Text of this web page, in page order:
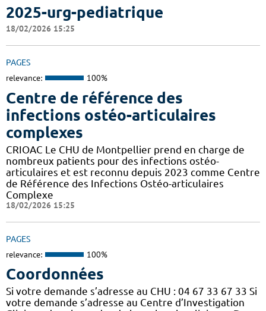
2025-urg-pediatrique
18/02/2026 15:25
PAGES
relevance: 100%
Centre de référence des
infections ostéo-articulaires
complexes
CRIOAC Le CHU de Montpellier prend en charge de
nombreux patients pour des infections ostéo-
articulaires et est reconnu depuis 2023 comme Centre
de Référence des Infections Ostéo-articulaires
Complexe
18/02/2026 15:25
PAGES
relevance: 100%
Coordonnées
Si votre demande s’adresse au CHU : 04 67 33 67 33 Si
votre demande s’adresse au Centre d’Investigation